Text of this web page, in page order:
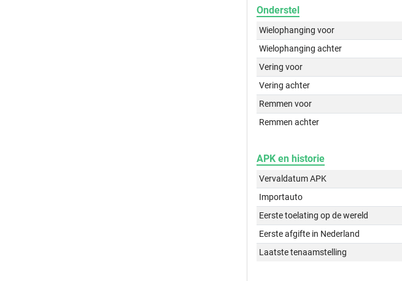
Onderstel
Wielophanging voor
Wielophanging achter
Vering voor
Vering achter
Remmen voor
Remmen achter
APK en historie
Vervaldatum APK
Importauto
Eerste toelating op de wereld
Eerste afgifte in Nederland
Laatste tenaamstelling